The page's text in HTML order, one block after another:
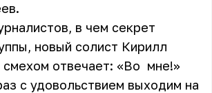
в чем секрет
новый солист Кирилл
отвечает: «Во мне!»
с удовольствием выходим на